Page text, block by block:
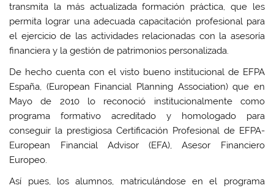
transmita la más actualizada formación práctica, que les
permita lograr una adecuada capacitación profesional para
el ejercicio de las actividades relacionadas con la asesoría
financiera y la gestión de patrimonios personalizada.
De hecho cuenta con el visto bueno institucional de EFPA
España, (European Financial Planning Association) que en
Mayo de 2010 lo reconoció institucionalmente como
programa formativo acreditado y homologado para
conseguir la prestigiosa Certificación Profesional de EFPA-
European Financial Advisor (EFA), Asesor Financiero
Europeo.
Así pues, los alumnos, matriculándose en el programa